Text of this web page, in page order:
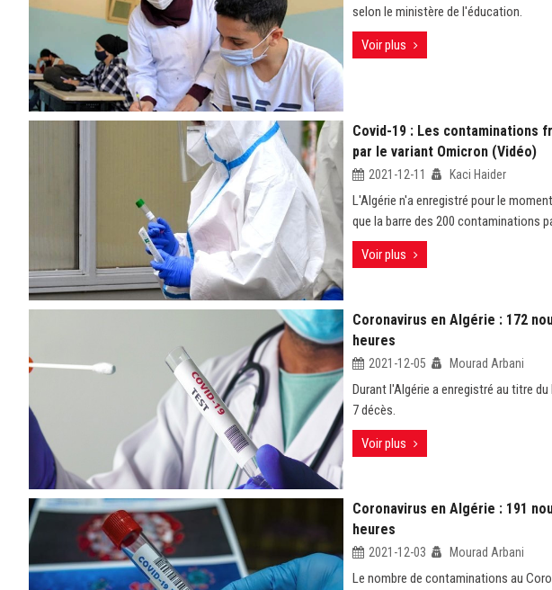
selon le ministère de l'éducation.
Voir plus
Covid-19 : Les contaminations
par le variant Omicron (Vidéo)
2021-12-11 Kaci Haider
L'Algérie n'a enregistré pour le
que la barre des 200 contaminations
Voir plus
Coronavirus en Algérie : 172
heures
2021-12-05 Mourad Arbani
Durant l'Algérie a enregistré au titre
7 décès.
Voir plus
Coronavirus en Algérie : 191
heures
2021-12-03 Mourad Arbani
Le nombre de contaminations au